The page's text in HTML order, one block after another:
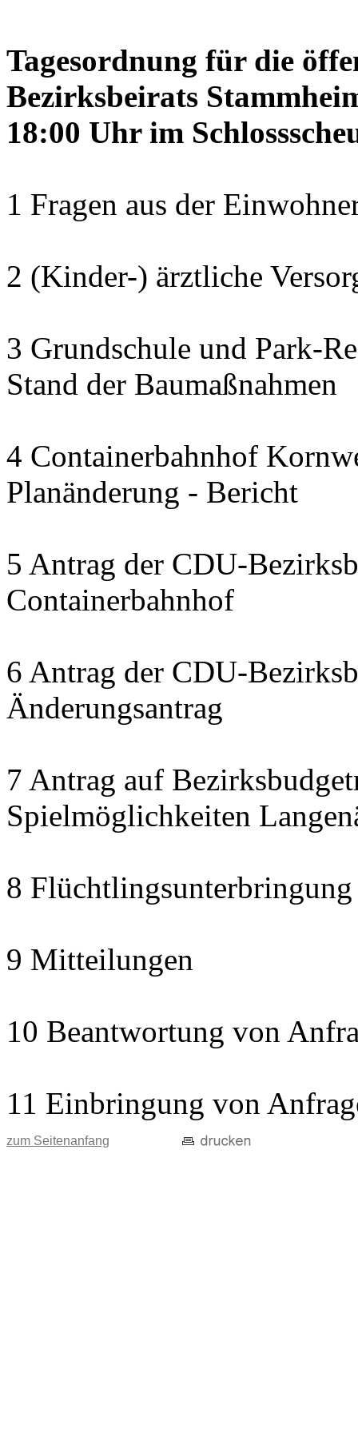
Tagesordnung für die
Bezirksbeirats
18:00 Uhr im
1 Fragen aus der
2 (Kinder-) ärztliche
3 Grundschule und Park-
Stand der Baumaßnahmen
4 Containerbahnhof
Planänderung - Bericht
5 Antrag der CDU-
Containerbahnhof
6 Antrag der CDU-
Änderungsantrag
7 Antrag auf
Spielmöglichkeiten
8
9 Mitteilungen
10 Beantwortung von
11 Einbringung von
zum Seitenanfang